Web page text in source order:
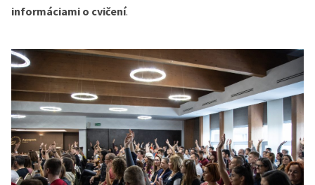
informáciami o cvičení.